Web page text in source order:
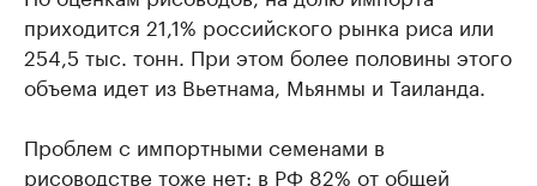
приходится 21,1% российского рынка риса или
254,5 тыс. тонн. При этом более половины этого
объема идет из Вьетнама, Мьянмы и Таиланда.
Проблем с импортными семенами в
рисоводстве тоже нет: в РФ 82% от общей